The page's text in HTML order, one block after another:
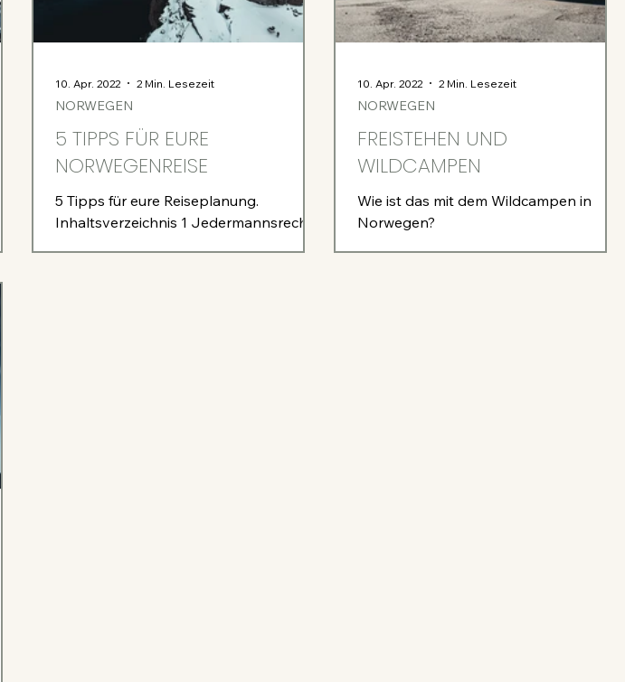
5 TIPPS FÜR EURE
NORWEGENREISE
5 Tipps für eure Reiseplanung.
Inhaltsverzeichnis 1 Jedermannsrecht 2
NORWEGEN
10. Apr. 2022 2 Min. Lesezeit
FREISTEHEN UND
WILDCAMPEN
Wie ist das mit dem Wildcampen in
Norwegen?
NORWEGEN
10. Apr. 2022 2 Min. Lesezeit